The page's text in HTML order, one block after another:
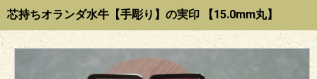
芯持ちオランダ水牛【手彫り】の実印 【15.0mm丸】